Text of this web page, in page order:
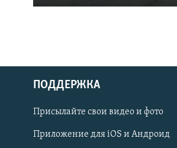
Українською
Qırımtatar
ПОДДЕРЖКА
Присылайте свои видео и фото
Приложение для iOS и Андроид